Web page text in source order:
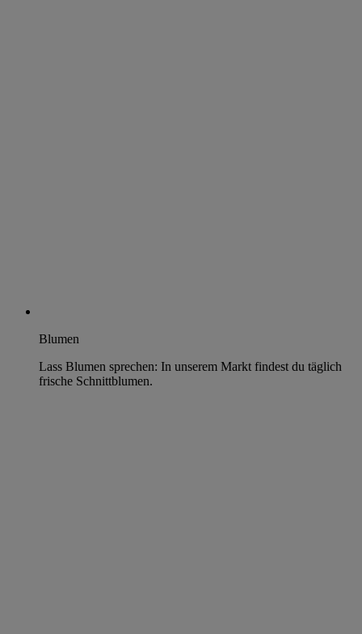
Blumen
Lass Blumen sprechen: In unserem Markt findest du täglich
frische Schnittblumen.